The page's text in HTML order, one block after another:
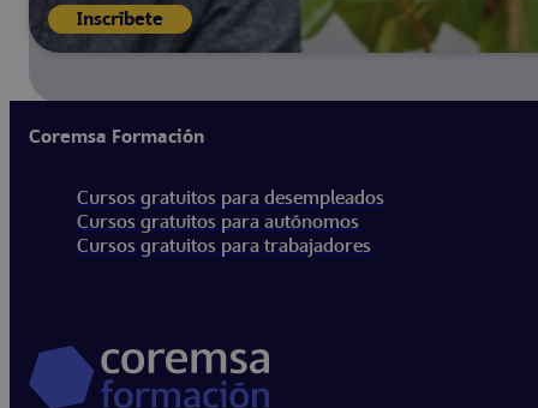
Inscríbete
Coremsa Formación
Cursos gratuitos para desempleados
Cursos gratuitos para autónomos
Cursos gratuitos para trabajadores